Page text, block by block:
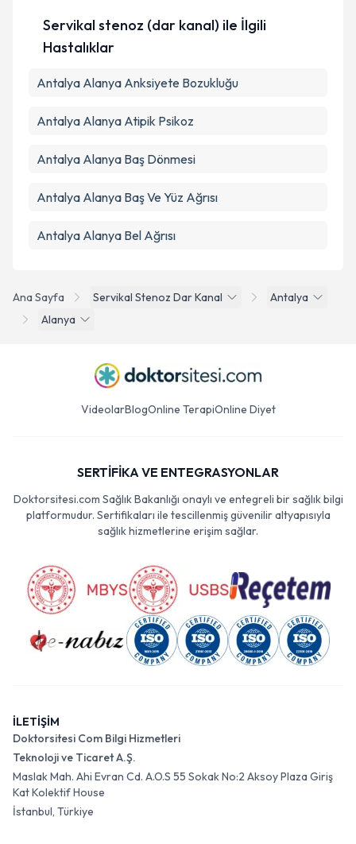
Takvim Talebini Gönder
Ana Sayfa Servikal Stenoz Dar Kanal
Antalya
Alanya
Servikal stenoz (dar kanal) ile İlgili
Hastalıklar
Antalya Alanya Anksiyete Bozukluğu
Antalya Alanya Atipik Psikoz
Antalya Alanya Baş Dönmesi
Antalya Alanya Baş Ve Yüz Ağrısı
Antalya Alanya Bel Ağrısı
VideolarBlogOnline TerapiOnline Diyet
SERTİFİKA VE ENTEGRASYONLAR
Doktorsitesi.com Sağlık Bakanlığı onaylı ve entegreli bir sağlık bilgi
platformudur. Sertifikaları ile tescillenmiş güvenilir altyapısıyla
sağlık hizmetlerine erişim sağlar.
İLETİŞİM
Doktorsitesi Com Bilgi Hizmetleri
Teknoloji ve Ticaret A.Ş.
Maslak Mah. Ahi Evran Cd. A.O.S 55 Sokak No:2 Aksoy Plaza Giriş
Kat Kolektif House
İstanbul, Türkiye